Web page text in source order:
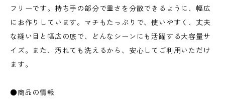
フリーです。持ち手の部分で重さを分散できるように、幅広
にお作りしています。マチもたっぷりで、使いやすく、丈夫
な縫い目と幅広の底で、どんなシーンにも活躍する大容量サ
イズ。また、汚れても洗えるから、安心してご利用いただけ
ます。
●商品の情報